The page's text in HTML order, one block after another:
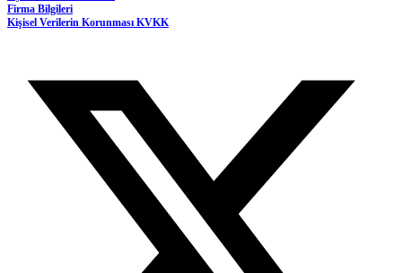
Firma Bilgileri
Kişisel Verilerin Korunması KVKK